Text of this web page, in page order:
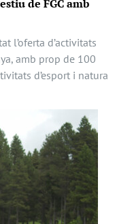
de FGC amb
l’oferta d’activitats
amb prop de 100
d’esport i natura